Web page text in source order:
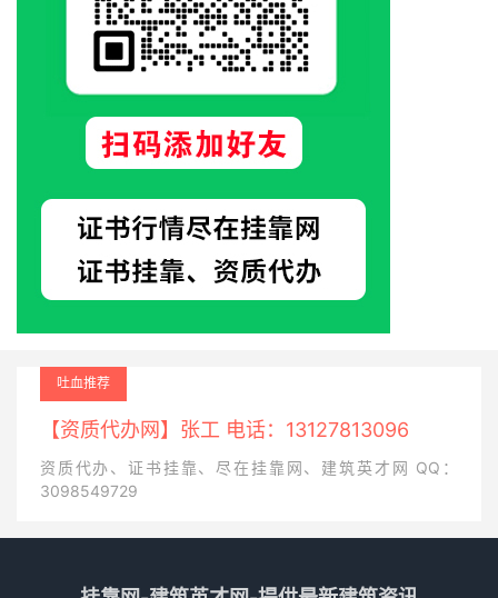
吐血推荐
【资质代办网】张工 电话：13127813096
资质代办、证书挂靠、尽在挂靠网、建筑英才网 QQ：
3098549729